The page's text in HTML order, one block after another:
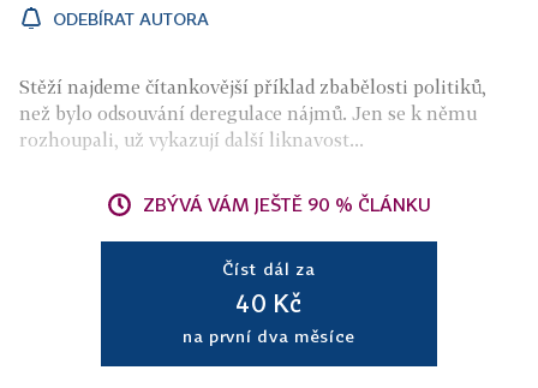
ODEBÍRAT AUTORA
Stěží najdeme čítankovější příklad zbabělosti politiků,
než bylo odsouvání deregulace nájmů. Jen se k němu
rozhoupali, už vykazují další liknavost...
ZBÝVÁ VÁM JEŠTĚ 90 % ČLÁNKU
Číst dál za
40 Kč
na první dva měsíce